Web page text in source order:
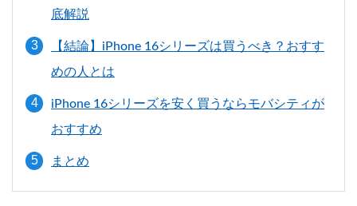
底解説
【結論】iPhone 16シリーズは買うべき？おすす
めの人とは
iPhone 16シリーズを安く買うならモバシティが
おすすめ
まとめ